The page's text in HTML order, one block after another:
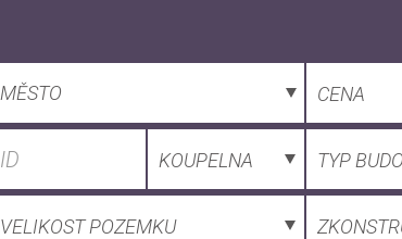
MĚSTO CENA
KOUPELNA TYP
VELIKOST POZEMKU